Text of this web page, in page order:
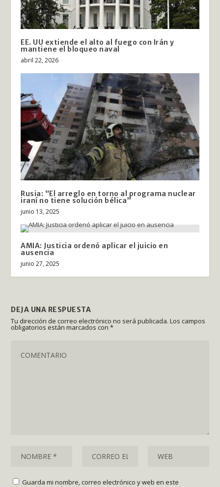
EE. UU extiende el alto al fuego con Irán y
mantiene el bloqueo naval
abril 22, 2026
Rusia: “El arreglo en torno al programa nuclear
iraní no tiene solución bélica”
junio 13, 2025
AMIA: Justicia ordenó aplicar el juicio en
ausencia
junio 27, 2025
DEJA UNA RESPUESTA
Tu dirección de correo electrónico no será publicada. Los campos
obligatorios están marcados con*
Guarda mi nombre, correo electrónico y web en este